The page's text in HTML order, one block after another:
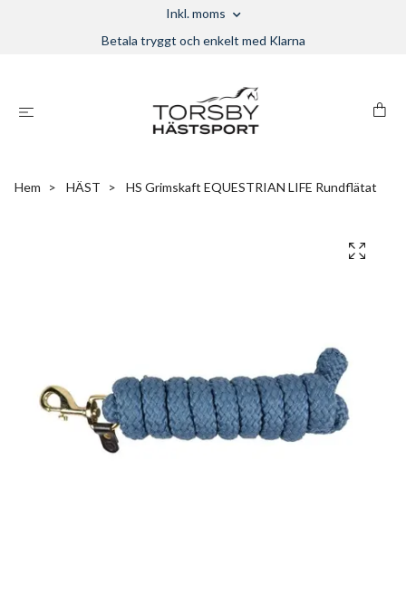
Inkl. moms
Betala tryggt och enkelt med Klarna
Hem HÄST HS Grimskaft EQUESTRIAN LIFE Rundflätat